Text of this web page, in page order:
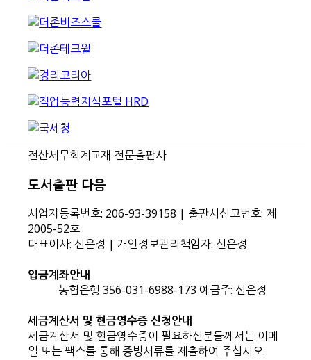
전산세무회계교재 전문출판사
도서출판 다음
사업자등록번호: 206-93-39158 | 출판사신고번호: 제
2005-52호
대표이사: 신은정 | 개인정보관리책임자: 신은정
입금계좌안내
농협은행 356-031-6988-173 예금주: 신은정
세금계산서 및 현금영수증 신청안내
세금계산서 및 현금영수증이 필요하신분들께서는 이메
일 또는 팩스를 통해 증빙서류를 제출하여 주십시오.